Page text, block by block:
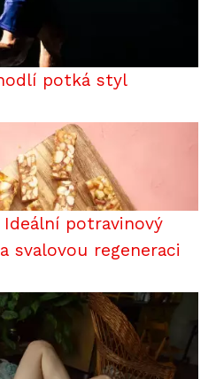
potká styl
potravinový
svalovou regeneraci